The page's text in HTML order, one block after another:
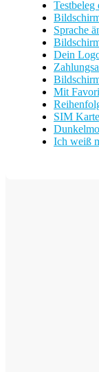
Testbeleg
Sprache
Dein
Mit
SIM
Ich weiß